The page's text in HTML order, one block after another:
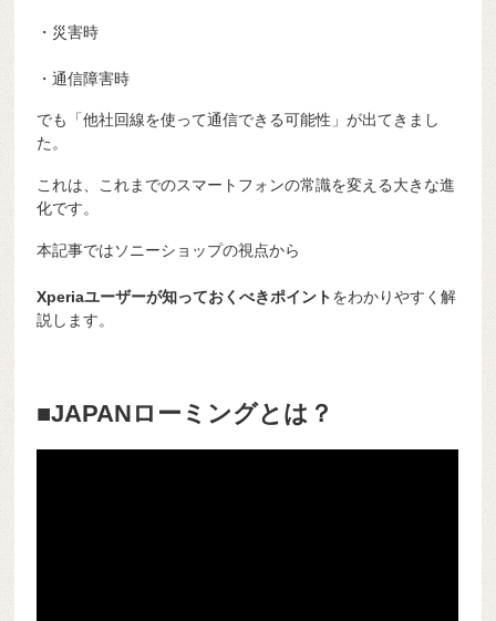
・災害時
・通信障害時
でも「他社回線を使って通信できる可能性」が出てきまし
た。
これは、これまでのスマートフォンの常識を変える大きな進
化です。
本記事ではソニーショップの視点から
Xperiaユーザーが知っておくべきポイントをわかりやすく解
説します。
■JAPANローミングとは？